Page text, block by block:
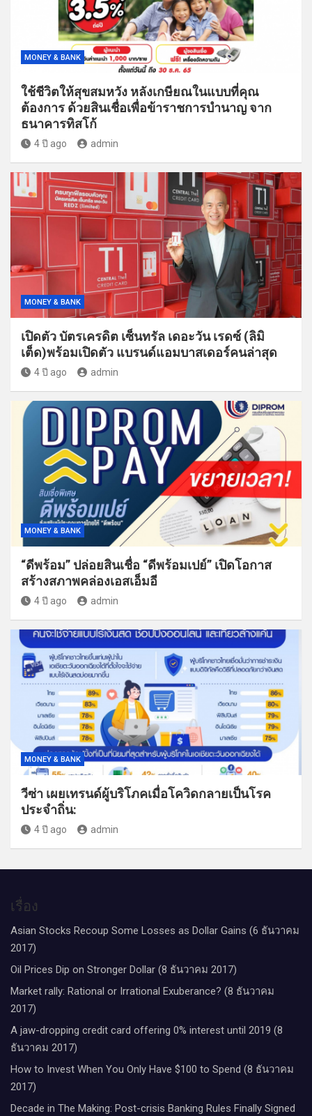
MONEY & BANK
ใช้ชีวิตให้สุขสมหวัง หลังเกษียณในแบบที่คุณ
ต้องการ ด้วยสินเชื่อเพื่อข้าราชการบำนาญ จาก
ธนาคารทิสโก้
4 ปี ago admin
MONEY & BANK
เปิดตัว บัตรเครดิต เซ็นทรัล เดอะวัน เรดซ์ (ลิมิ
เต็ด)พร้อมเปิดตัว แบรนด์แอมบาสเดอร์คนล่าสุด
4 ปี ago admin
MONEY & BANK
“ดีพร้อม” ปล่อยสินเชื่อ “ดีพร้อมเปย์” เปิดโอกาส
สร้างสภาพคล่องเอสเอ็มอี
4 ปี ago admin
MONEY & BANK
วีซ่า เผยเทรนด์ผู้บริโภคเมื่อโควิดกลายเป็นโรค
ประจำถิ่น:
4 ปี ago admin
เรื่อง
Asian Stocks Recoup Some Losses as Dollar Gains (6 ธันวาคม
2017)
Oil Prices Dip on Stronger Dollar (8 ธันวาคม 2017)
Market rally: Rational or Irrational Exuberance? (8 ธันวาคม
2017)
A jaw-dropping credit card offering 0% interest until 2019 (8
ธันวาคม 2017)
How to Invest When You Only Have $100 to Spend (8 ธันวาคม
2017)
Decade in The Making: Post-crisis Banking Rules Finally Signed